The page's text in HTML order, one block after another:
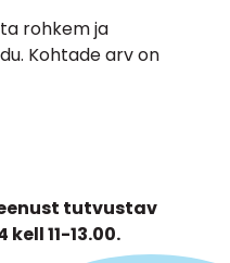
rohkem ja
Kohtade arv on
tutvustav
11-13.00.